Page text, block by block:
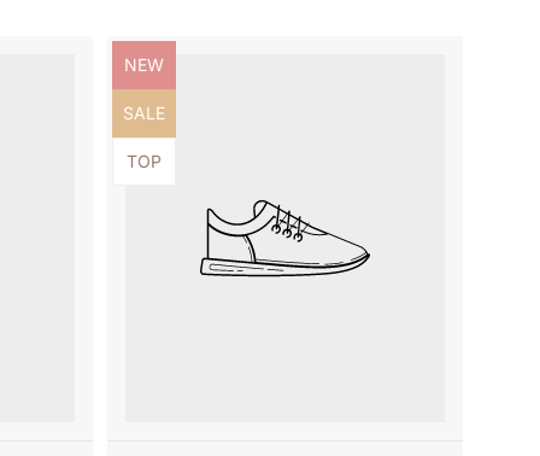
Produktbezeichnung:
NEW
Produktbezeichnung:
SALE
Produktbezeichnung:
TOP